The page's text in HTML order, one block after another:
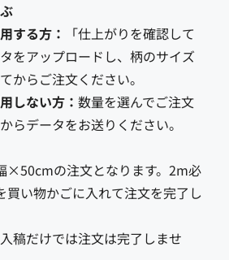
する方：
「仕上がりを確認して
をアップロードし、柄のサイズ
からご注文ください。
しない方： 数量を選んでご注文
からデータをお送りください。
×50cmの注文となります。2m必
買い物かごに入れて注文を完了し
稿だけでは注文は完了しませ